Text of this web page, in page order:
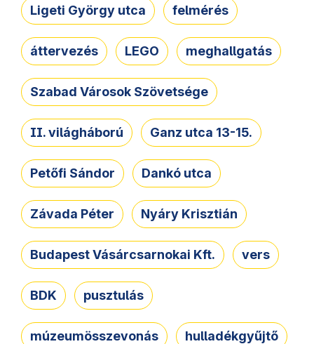
Ligeti György utca felmérés
áttervezés LEGO meghallgatás
Szabad Városok Szövetsége
II. világháború Ganz utca 13-15.
Petőfi Sándor Dankó utca
Závada Péter Nyáry Krisztián
Budapest Vásárcsarnokai Kft. vers
BDK pusztulás
múzeumösszevonás hulladékgyűjtő